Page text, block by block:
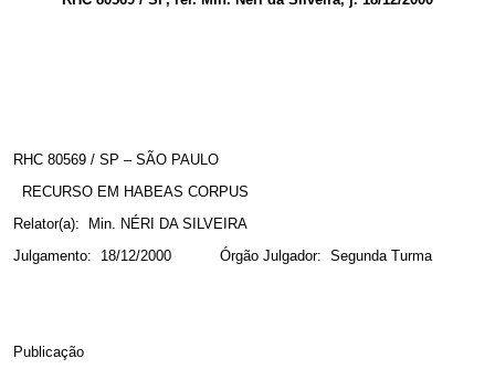
RHC 80569 / SP – SÃO PAULO
RECURSO EM HABEAS CORPUS
Relator(a):
Min. NÉRI DA SILVEIRA
Julgamento:
18/12/2000 Órgão Julgador: Segunda Turma
Publicação